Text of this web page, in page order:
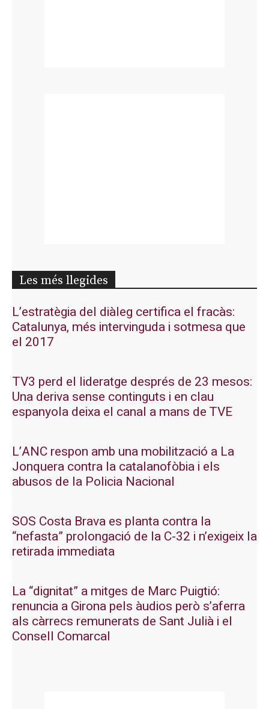
Les més llegides
L’estratègia del diàleg certifica el fracàs:
Catalunya, més intervinguda i sotmesa que
el 2017
TV3 perd el lideratge després de 23 mesos:
Una deriva sense continguts i en clau
espanyola deixa el canal a mans de TVE
L’ANC respon amb una mobilització a La
Jonquera contra la catalanofòbia i els
abusos de la Policia Nacional
SOS Costa Brava es planta contra la
“nefasta” prolongació de la C-32 i n’exigeix la
retirada immediata
La “dignitat” a mitges de Marc Puigtió:
renuncia a Girona pels àudios però s’aferra
als càrrecs remunerats de Sant Julià i el
Consell Comarcal